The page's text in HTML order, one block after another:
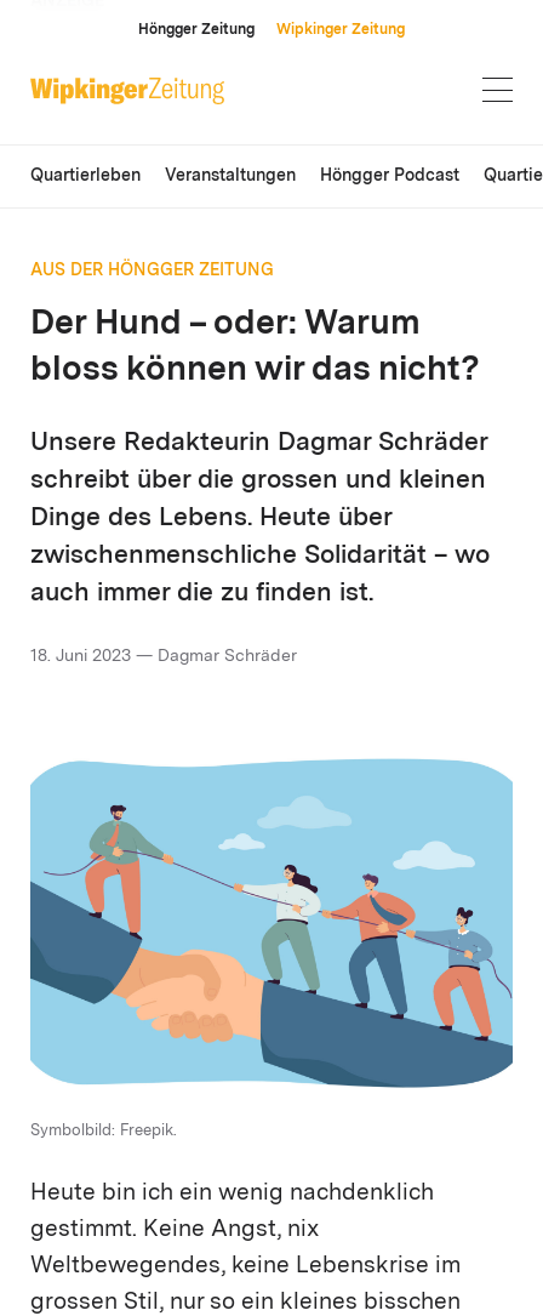
Höngger Zeitung Wipkinger Zeitung
Quartierleben Veranstaltungen Höngger Podcast
AUS DER HÖNGGER ZEITUNG
Der Hund – oder: Warum
bloss können wir das nicht?
Unsere Redakteurin Dagmar Schräder
schreibt über die grossen und kleinen
Dinge des Lebens. Heute über
zwischenmenschliche Solidarität – wo
auch immer die zu finden ist.
18. Juni 2023 — Dagmar Schräder
Symbolbild: Freepik.
Heute bin ich ein wenig nachdenklich
gestimmt. Keine Angst, nix
Weltbewegendes, keine Lebenskrise im
grossen Stil, nur so ein kleines bisschen